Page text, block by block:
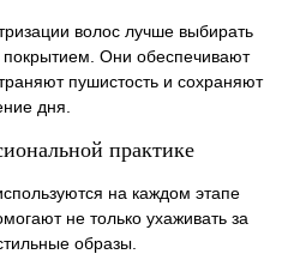
волос лучше выбирать
покрытием. Они обеспечивают
пушистость и сохраняют
дня.
практике
на каждом этапе
не только ухаживать за
образы.